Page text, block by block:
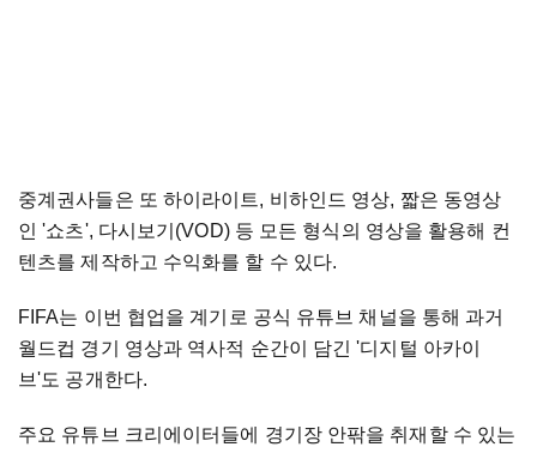
중계권사들은 또 하이라이트, 비하인드 영상, 짧은 동영상
인 '쇼츠', 다시보기(VOD) 등 모든 형식의 영상을 활용해 컨
텐츠를 제작하고 수익화를 할 수 있다.
FIFA는 이번 협업을 계기로 공식 유튜브 채널을 통해 과거
월드컵 경기 영상과 역사적 순간이 담긴 '디지털 아카이
브'도 공개한다.
주요 유튜브 크리에이터들에 경기장 안팎을 취재할 수 있는